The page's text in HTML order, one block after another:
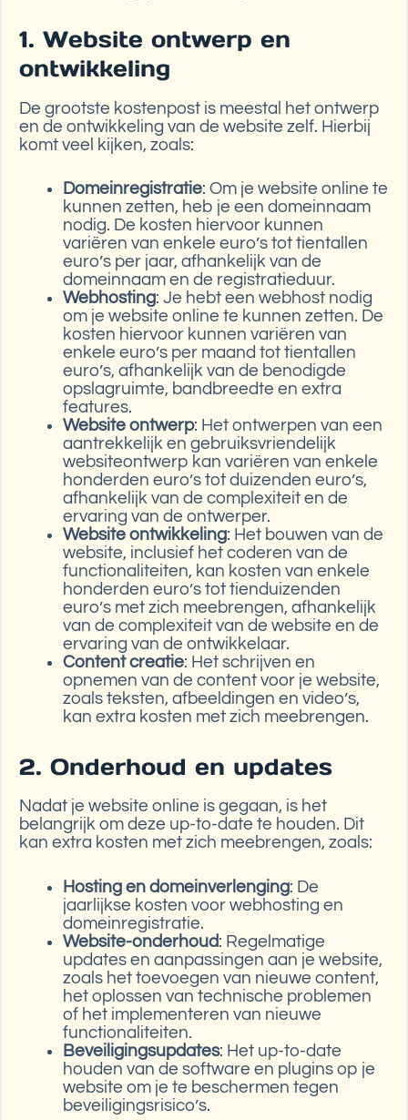
1. Website ontwerp en
ontwikkeling
De grootste kostenpost is meestal het ontwerp
en de ontwikkeling van de website zelf. Hierbij
komt veel kijken, zoals:
Domeinregistratie: Om je website online te
kunnen zetten, heb je een domeinnaam
nodig. De kosten hiervoor kunnen
variëren van enkele euro’s tot tientallen
euro’s per jaar, afhankelijk van de
domeinnaam en de registratieduur.
Webhosting: Je hebt een webhost nodig
om je website online te kunnen zetten. De
kosten hiervoor kunnen variëren van
enkele euro’s per maand tot tientallen
euro’s, afhankelijk van de benodigde
opslagruimte, bandbreedte en extra
features.
Website ontwerp: Het ontwerpen van een
aantrekkelijk en gebruiksvriendelijk
websiteontwerp kan variëren van enkele
honderden euro’s tot duizenden euro’s,
afhankelijk van de complexiteit en de
ervaring van de ontwerper.
Website ontwikkeling: Het bouwen van de
website, inclusief het coderen van de
functionaliteiten, kan kosten van enkele
honderden euro’s tot tienduizenden
euro’s met zich meebrengen, afhankelijk
van de complexiteit van de website en de
ervaring van de ontwikkelaar.
Content creatie: Het schrijven en
opnemen van de content voor je website,
zoals teksten, afbeeldingen en video’s,
kan extra kosten met zich meebrengen.
2. Onderhoud en updates
Nadat je website online is gegaan, is het
belangrijk om deze up-to-date te houden. Dit
kan extra kosten met zich meebrengen, zoals:
Hosting en domeinverlenging: De
jaarlijkse kosten voor webhosting en
domeinregistratie.
Website-onderhoud: Regelmatige
updates en aanpassingen aan je website,
zoals het toevoegen van nieuwe content,
het oplossen van technische problemen
of het implementeren van nieuwe
functionaliteiten.
Beveiligingsupdates: Het up-to-date
houden van de software en plugins op je
website om je te beschermen tegen
beveiligingsrisico’s.